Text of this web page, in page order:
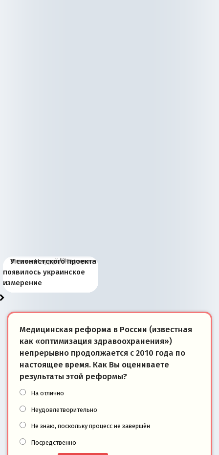
Киевская марионетка
Запада рассказала о
«переобувании» хозяев
В России назрели
перемены: 15 шагов к
суверенной экономике
Миграционный пожар
Европы
Россия начинает
сбрасывать балласт
Анкориджа
Россия зимой 1904
года: первые уступки во
внутренней политике
Русская нация вчера и
сегодня
Почему правый крах в
Варшаве не поможет её
отношениям с Россией?
Место Науру / Науэро в
современной истории
Южной Осетии
У сионистского проекта
появилось украинское
измерение
Медицинская реформа в России (известная
как «оптимизация здравоохранения»)
непрерывно продолжается с 2010 года по
настоящее время. Как Вы оцениваете
результаты этой реформы?
На отлично
Неудовлетворительно
Не знаю, поскольку процесс не завершён
Посредственно